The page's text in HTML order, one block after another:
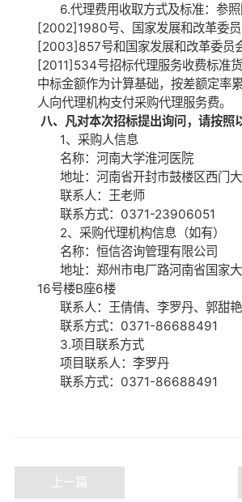
6.代理费用收取方式及标准：参
[2002]1980号、国家发展和改革委
[2003]857号和国家发展和改革委员
[2011]534号招标代理服务收费标准
中标金额作为计算基础，按差额定率
人向代理机构支付采购代理服务费。
八、凡对本次招标提出询问，请按照
1、采购人信息
名称：河南大学淮河医院
地址：河南省开封市鼓楼区西门
联系人：王老师
联系方式：0371-23906051
2、采购代理机构信息（如有）
名称：恒信咨询管理有限公司
地址：郑州市电厂路河南省国家大
16号楼B座6楼
联系人：王倩倩、李罗丹、郭甜
联系方式： 0371-86688491
3.项目联系方式
项目联系人：李罗丹
联系方式： 0371-86688491
上一篇